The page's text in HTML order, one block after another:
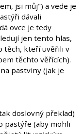
jsi můj") a vede je
dávali
ovce je tedy
jen tento hlas,
těch, kteří uvěřili v
těchto věřících).
pastviny (jak je
doslovný překlad)
pastýře (aby mohli